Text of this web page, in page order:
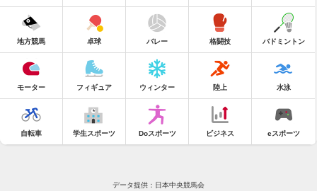
地方競馬 卓球 バレー 格闘技 バドミントン
モーター フィギュア ウィンター 陸上 水泳
自転車 学生スポーツ Doスポーツ ビジネス eスポーツ
データ提供：日本中央競馬会